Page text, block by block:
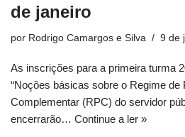
de janeiro
por Rodrigo Camargos e Silva 9 de
As inscrições para a primeira turma
“Noções básicas sobre o Regime de
Complementar (RPC) do servidor
encerrarão… Continue a ler »